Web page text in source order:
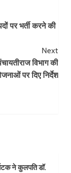
पर भर्ती करने की
Next
विभाग की
पर दिए निर्देश
ने कुलपति डॉ.